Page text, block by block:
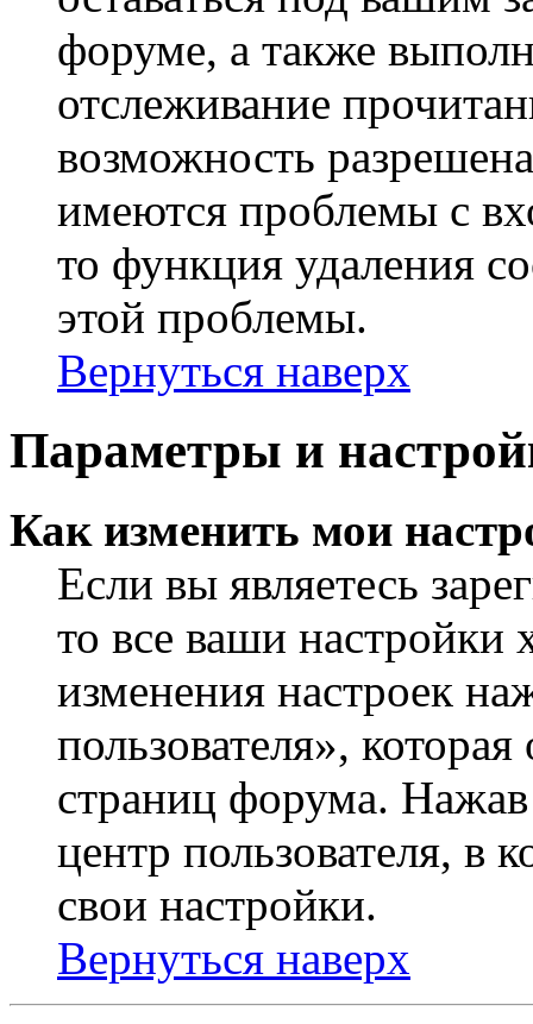
форуме, а также
отслеживание
возможность
имеются проблемы с
то функция удаления
этой проблемы.
Вернуться наверх
Параметры и
Как изменить мои
Если вы являетесь
то все ваши настройки
изменения настроек
пользователя»,
страниц форума.
центр пользователя, в
свои настройки.
Вернуться наверх